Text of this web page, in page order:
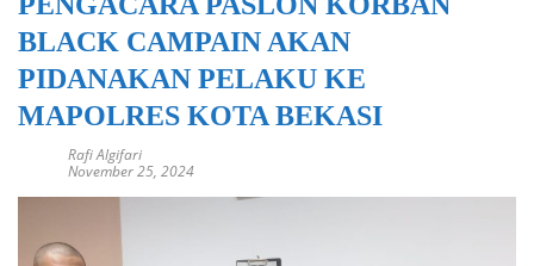
BLACK CAMPAIN AKAN
PIDANAKAN PELAKU KE
MAPOLRES KOTA BEKASI
Rafi Algifari
November 25, 2024